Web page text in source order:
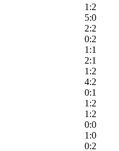
1:2
5:0
2:2
0:2
1:1
2:1
1:2
4:2
0:1
1:2
1:2
0:0
1:0
0:2